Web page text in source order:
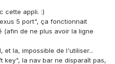
cette appli. :)
5 port", ça fonctionnait
(afin de ne plus avoir la ligne
et la, impossible de l'utiliser...
key", la nav bar ne disparaît pas,